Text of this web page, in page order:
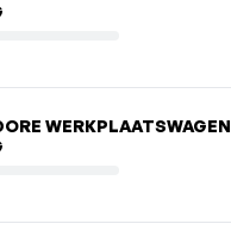
WERKPLAATSWAGEN WHL-L-TS 147-